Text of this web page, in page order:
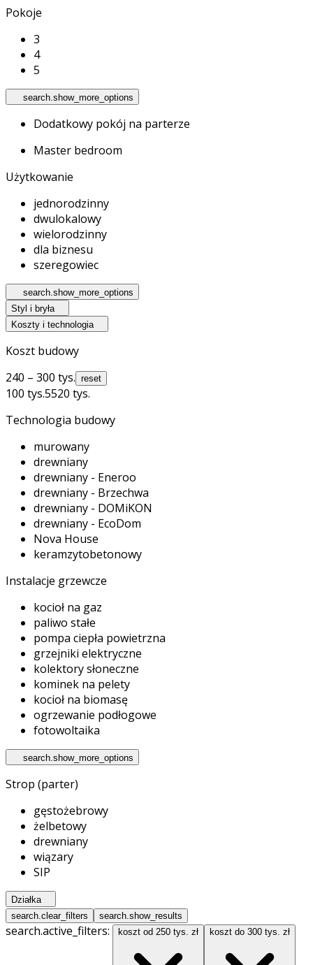
Pokoje
3
4
5
search.show_more_options
Dodatkowy pokój na parterze
Master bedroom
Użytkowanie
jednorodzinny
dwulokalowy
wielorodzinny
dla biznesu
szeregowiec
search.show_more_options
Styl i bryła
Koszty i technologia
Koszt budowy
240 – 300 tys. reset
100 tys.5520 tys.
Technologia budowy
murowany
drewniany
drewniany - Eneroo
drewniany - Brzechwa
drewniany - DOMiKON
drewniany - EcoDom
Nova House
keramzytobetonowy
Instalacje grzewcze
kocioł na gaz
paliwo stałe
pompa ciepła powietrzna
grzejniki elektryczne
kolektory słoneczne
kominek na pelety
kocioł na biomasę
ogrzewanie podłogowe
fotowoltaika
search.show_more_options
Strop (parter)
gęstożebrowy
żelbetowy
drewniany
wiązary
SIP
Działka
search.clear_filters
search.show_results
search.active_filters: koszt od 250 tys. zł koszt do 300 tys. zł